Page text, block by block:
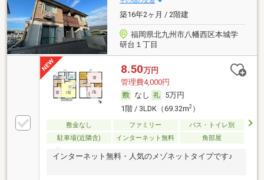
築16年2ヶ月 / 2階建
福岡県北九州市八幡西区本城学
研台１丁目
8.50万円
管理費4,000円
なし
5万円
1階 / 3LDK（69.32m2）
敷金なし ファミリー
バス・トイレ別
駐車場(近隣含)
インターネット無料 角部屋
インターネット無料・人気のメゾネットタイプです♪